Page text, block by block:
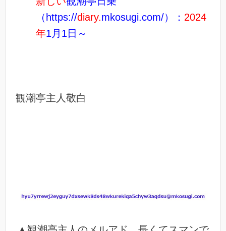
（https://diary.mkosugi.com/）： 2024
年1月1日～
観潮亭主人敬白